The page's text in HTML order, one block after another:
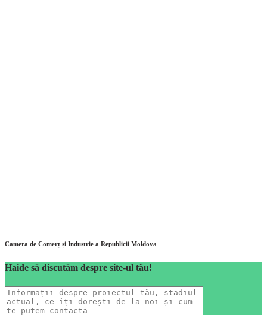
Camera de Comerț și Industrie a Republicii Moldova
Haide să discutăm despre site-ul tău!